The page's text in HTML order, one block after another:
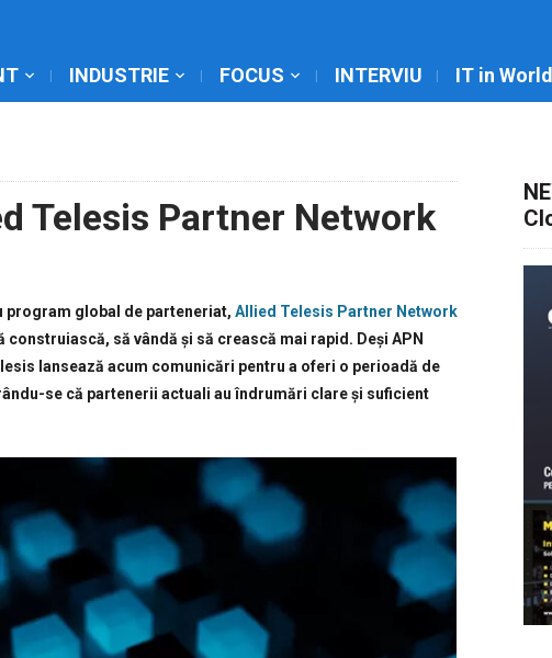
INDUSTRIE FOCUS INTERVIU IT in World
Telesis Partner Network
program global de parteneriat, Allied Telesis Partner Network
să vândă și să crească mai rapid. Deși APN
lansează acum comunicări pentru a oferi o perioadă de
se că partenerii actuali au îndrumări clare și suficient